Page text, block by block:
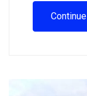
Continue